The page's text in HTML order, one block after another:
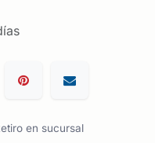
en sucursal